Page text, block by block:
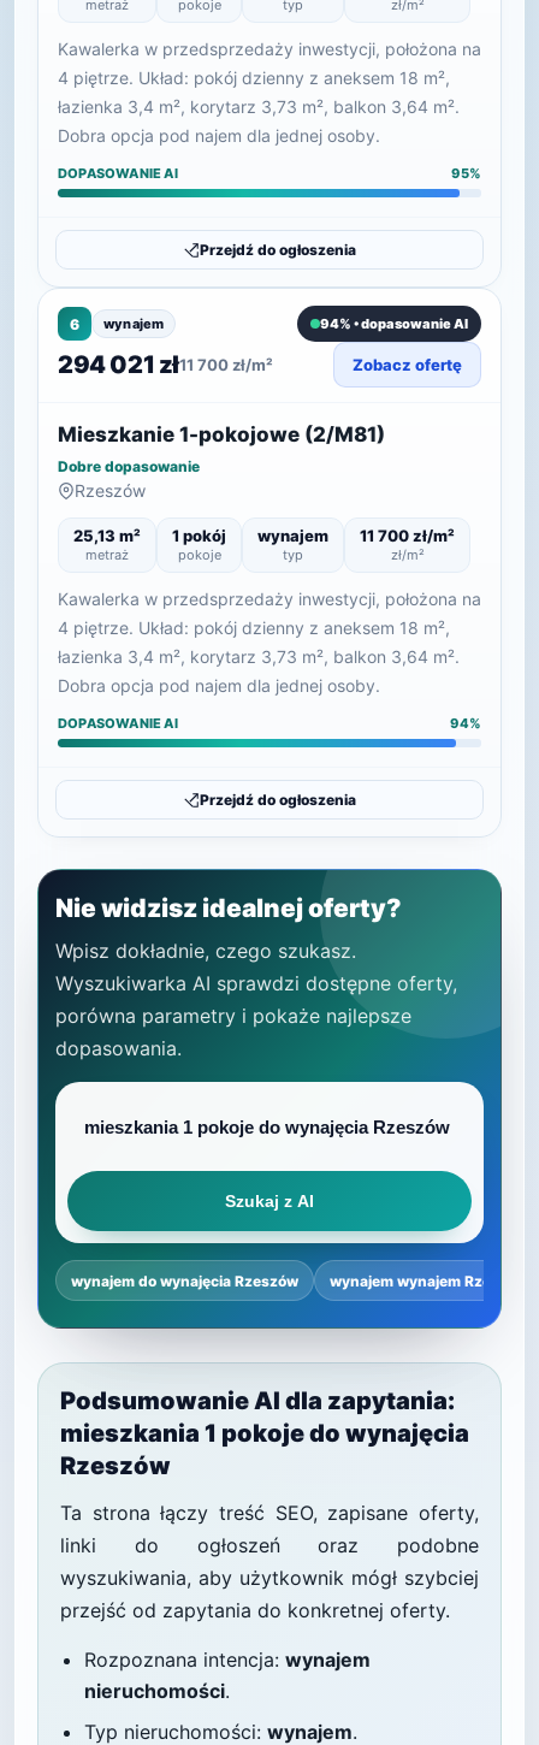
metraż pokoje typ zł/m²
Kawalerka w przedsprzedaży inwestycji, położona na
4 piętrze. Układ: pokój dzienny z aneksem 18 m²,
łazienka 3,4 m², korytarz 3,73 m², balkon 3,64 m².
Dobra opcja pod najem dla jednej osoby.
DOPASOWANIE AI 95%
Przejdź do ogłoszenia
6 wynajem 94% • dopasowanie AI
294 021 zł11 700 zł/m² Zobacz ofertę
Mieszkanie 1-pokojowe (2/M81)
Dobre dopasowanie
Rzeszów
25,13 m²
metraż
1 pokój
pokoje
wynajem
typ
11 700 zł/m²
zł/m²
Kawalerka w przedsprzedaży inwestycji, położona na
4 piętrze. Układ: pokój dzienny z aneksem 18 m²,
łazienka 3,4 m², korytarz 3,73 m², balkon 3,64 m².
Dobra opcja pod najem dla jednej osoby.
DOPASOWANIE AI 94%
Przejdź do ogłoszenia
Nie widzisz idealnej oferty?
Wpisz dokładnie, czego szukasz.
Wyszukiwarka AI sprawdzi dostępne oferty,
porówna parametry i pokaże najlepsze
dopasowania.
Szukaj z AI
wynajem do wynajęcia Rzeszów wynajem wynajem Rzeszów
Podsumowanie AI dla zapytania:
mieszkania 1 pokoje do wynajęcia
Rzeszów
Ta strona łączy treść SEO, zapisane oferty,
linki do ogłoszeń oraz podobne
wyszukiwania, aby użytkownik mógł szybciej
przejść od zapytania do konkretnej oferty.
Rozpoznana intencja: wynajem
nieruchomości.
Typ nieruchomości: wynajem.